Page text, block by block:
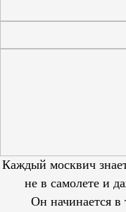
Каждый москвич
не в самолете и
Он начинается в